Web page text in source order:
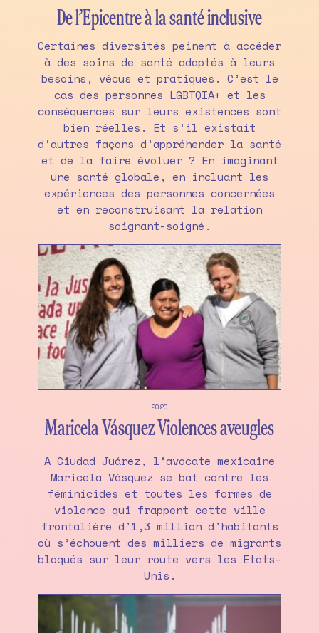
De l’Epicentre à la santé inclusive
Certaines diversités peinent à accéder
à des soins de santé adaptés à leurs
besoins, vécus et pratiques. C’est le
cas des personnes LGBTQIA+ et les
conséquences sur leurs existences sont
bien réelles. Et s’il existait
d’autres façons d’appréhender la santé
et de la faire évoluer ? En imaginant
une santé globale, en incluant les
expériences des personnes concernées
et en reconstruisant la relation
soignant-soigné.
2020
Maricela Vásquez Violences aveugles
A Ciudad Juárez, l’avocate mexicaine
Maricela Vásquez se bat contre les
féminicides et toutes les formes de
violence qui frappent cette ville
frontalière d’1,3 million d’habitants
où s’échouent des milliers de migrants
bloqués sur leur route vers les Etats-
Unis.